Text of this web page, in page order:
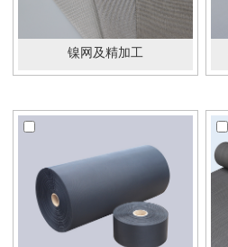
镍网及精加工